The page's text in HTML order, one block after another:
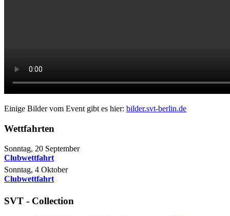
Einige Bilder vom Event gibt es hier: bilder.svt-berlin.de
Wettfahrten
Sonntag, 20 September
Clubwettfahrt
Sonntag, 4 Oktober
Clubwettfahrt
SVT - Collection